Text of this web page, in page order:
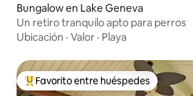
Bungalow en Lake Geneva
Un retiro tranquilo apto para perros
Ubicación · Valor · Playa
Favorito entre los huéspedes más
Favorito entre huéspedes